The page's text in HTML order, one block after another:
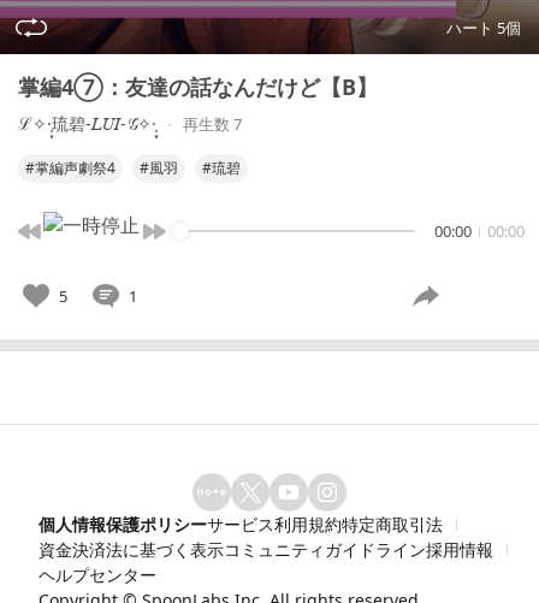
ハート 5個
掌編4⑦：友達の話なんだけど【B】
ℒ✧·̩͙琉碧-𝐿𝑈𝐼-𝒢✧·̩͙ 再生数 7
#掌編声劇祭4 #風羽 #琉碧
00:00 00:00
5 1
個人情報保護ポリシーサービス利用規約特定商取引法
資金決済法に基づく表示コミュニティガイドライン採用情報
ヘルプセンター